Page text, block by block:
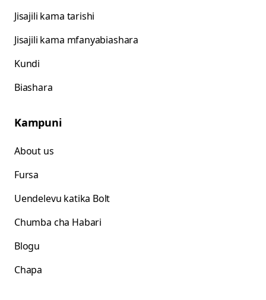
Jisajili kama tarishi
Jisajili kama mfanyabiashara
Kundi
Biashara
Kampuni
About us
Fursa
Uendelevu katika Bolt
Chumba cha Habari
Blogu
Chapa